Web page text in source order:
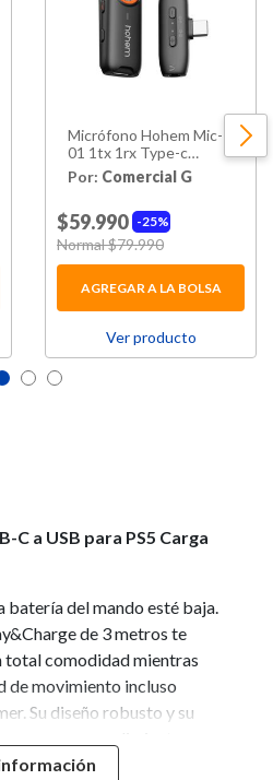
Micrófono Hohem Mic-
01 1tx 1rx Type-c
Hohem
Por: Comercial G
25%
$59.990
Price reduced from
Normal $79.990
AGREGAR A LA BOLSA
Ver producto
C a USB para PS5 Carga
batería del mando esté baja.
de 3 metros te
total comodidad mientras
de movimiento incluso
Su diseño robusto y su
partida.